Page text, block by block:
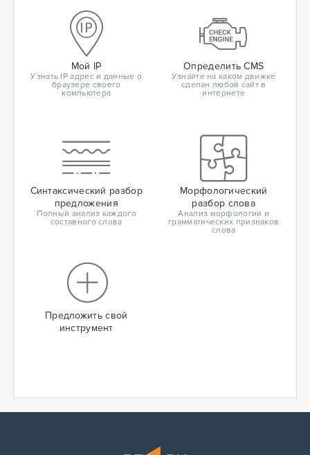
Мой IP
Узнать IP адрес и данные о
браузере своего
компьютера
Определить CMS
Узнайте на каком движке
сделан любой сайт в
интернете
Синтаксический разбор
предложения
Полный анализ каждого
составного слова
Морфологический
разбор слова
Анализ морфологии и
грамматических признаков
слова
Предложить свой
инструмент